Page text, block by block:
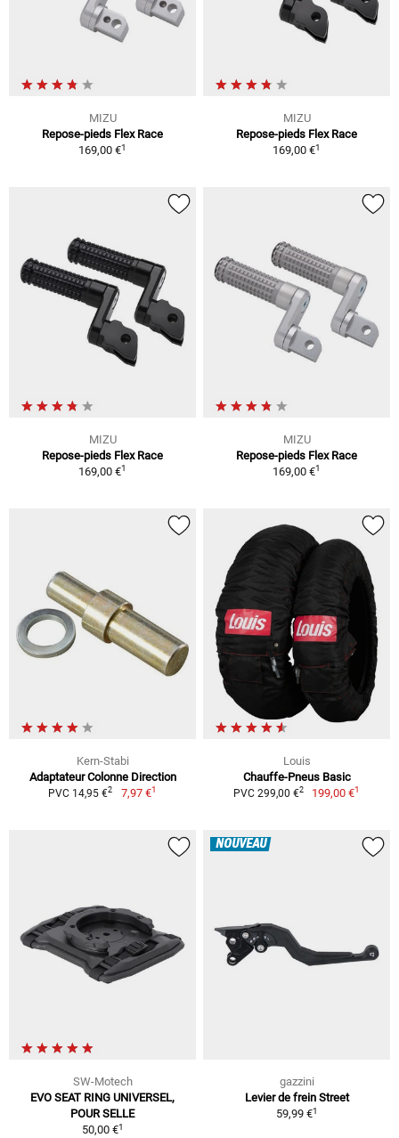
MIZU
Repose-pieds Flex Race
169,00 €1
MIZU
Repose-pieds Flex Race
169,00 €1
MIZU
Repose-pieds Flex Race
169,00 €1
MIZU
Repose-pieds Flex Race
169,00 €1
Kern-Stabi
Adaptateur Colonne Direction
PVC 14,95 €2 7,97 €1
Louis
Chauffe-Pneus Basic
PVC 299,00 €2 199,00 €1
SW-Motech
EVO SEAT RING UNIVERSEL,
POUR SELLE
50,00 €1
NOUVEAU
gazzini
Levier de frein Street
59,99 €1